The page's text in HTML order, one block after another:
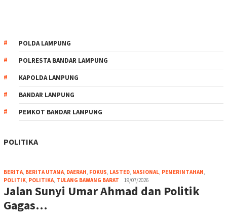
POLDA LAMPUNG
POLRESTA BANDAR LAMPUNG
KAPOLDA LAMPUNG
BANDAR LAMPUNG
PEMKOT BANDAR LAMPUNG
POLITIKA
BERITA BERITA UTAMA DAERAH FOKUS LASTED NASIONAL PEMERINTAHAN
POLITIK POLITIKA TULANG BAWANG BARAT 19/07/2026
Jalan Sunyi Umar Ahmad dan Politik
Gagas…